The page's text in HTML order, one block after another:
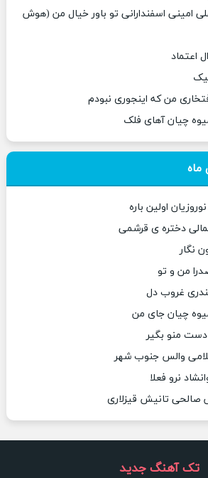
امینی اسفندارانی تو باور خیال من (هوش
اعتماد
من که اینجوری نبودم
چیان آهای فلک
ماه
اولین باره
دختره ی قرشمی
نگار
من و تو
غروب دل
چیان جای من
منو بگیر
والس جنوب شهر
نرو فعلا
صالحی تانیش قیزلاری
تک آهنگ جدید